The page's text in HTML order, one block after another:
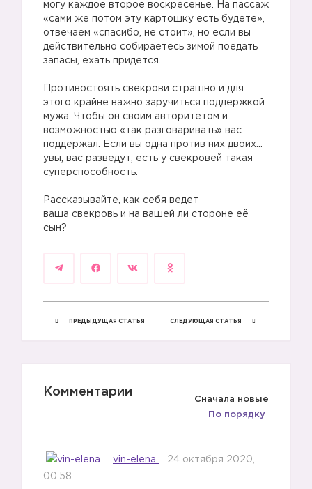
могу каждое второе воскресенье. На пассаж
«сами же потом эту картошку есть будете»,
отвечаем «спасибо, не стоит», но если вы
действительно собираетесь зимой поедать
запасы, ехать придется.
Противостоять свекрови страшно и для
этого крайне важно заручиться поддержкой
мужа. Чтобы он своим авторитетом и
возможностью «так разговаривать» вас
поддержал. Если вы одна против них двоих…
увы, вас разведут, есть у свекровей такая
суперспособность.
Рассказывайте, как себя ведет
ваша свекровь и на вашей ли стороне её
сын?
ПРЕДЫДУЩАЯ СТАТЬЯ СЛЕДУЮЩАЯ СТАТЬЯ
Комментарии
Сначала новые
По порядку
vin-elena 24 октября 2020,
00:58